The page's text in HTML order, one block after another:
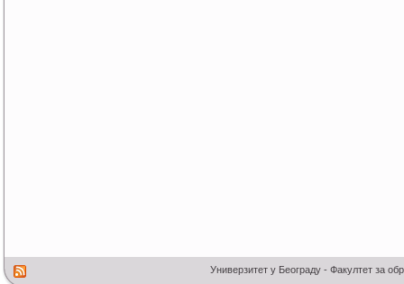
Универзитет у Београду - Факултет за